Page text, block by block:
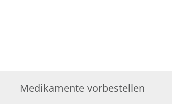
Medikamente vorbestellen